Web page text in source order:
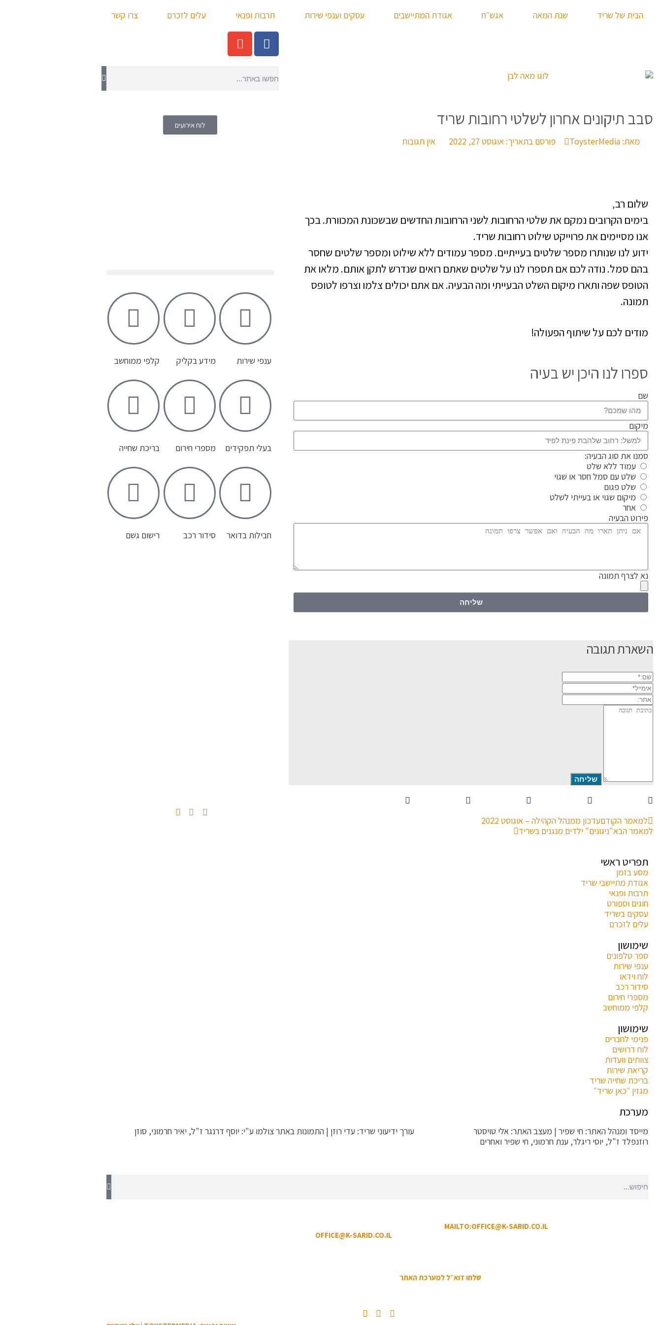
הבית של שריד שנת המאה אגש״ח אגודת המתיישבים עסקים וענפי שירות תרבות ופנאי עלים לזכרם צרו קשר
סבב תיקונים אחרון לשלטי רחובות שריד
מאת: פורסם בתאריך: אוגוסט 27, 2022 אין תגובות
שלום רב,
בימים הקרובים נמקם את שלטי הרחובות לשני הרחובות החדשים שבשכונת המכוורת. בכך
אנו מסיימים את פרוייקט שילוט רחובות שריד.
ידוע לנו שנותרו מספר שלטים בעייתיים. מספר עמודים ללא שילוט ומספר שלטים שחסר
בהם סמל. נודה לכם אם תספרו לנו על שלטים שאתם רואים שנדרש לתקן אותם. מלאו את
הטופס שפה ותארו מיקום השלט הבעייתי ומה הבעיה. אם אתם יכולים צלמו וצרפו לטופס
תמונה.
מודים לכם על שיתוף הפעולה!
ספרו לנו היכן יש בעיה
שם
מיקום
סמנו את סוג הבעיה:
עמוד ללא שלט
שלט עם סמל חסר או שגוי
שלט פגום
מיקום שגוי או בעייתי לשלט
אחר
פירוט הבעיה
נא לצרף תמונה
שליחה
השארת תגובה
שם:*
אימייל*
אתר:
תגובה
למאמר הקודםעדכון ממנהל הקהילה – אוגוסט 2022
למאמר הבא"ניגונים" ילדים מנגנים בשריד
לוח אירועים
ענפי שירות מידע בקליק קלפי ממוחשב
בעלי תפקידים מספרי חירום בריכת שחייה
חבילות בדואר סידור רכב רישום גשם
תפריט ראשי
מסע בזמן
אגודת מתיישבי שריד
תרבות ופנאי
חוגים וספורט
עסקים בשריד
עלים לזכרם
שימושון
ספר טלפונים
ענפי שירות
לוח וידאו
סידור רכב
מספרי חירום
קלפי ממוחשב
שימושון
פנימי לחברים
לוח דרושים
צוותים וועדות
קריאת שירות
בריכת שחייה שריד
מגזין ״כאן שריד״
מערכת
מייסד ומנהל האתר: חי שפיר | מעצב האתר: אלי טויסטר
עורך ידיעוני שריד: עדי רוזן | התמונות באתר צולמו ע"י: יוסף דרנגר ז"ל, יאיר חרמוני, סוזן
רוזנפלד ז"ל, יוסי ריגלר, ענת חרמוני, חי שפיר ואחרים
MAILTO:OFFICE@K-SARID.CO.IL
OFFICE@K-SARID.CO.IL
שלחו דוא״ל למערכת האתר